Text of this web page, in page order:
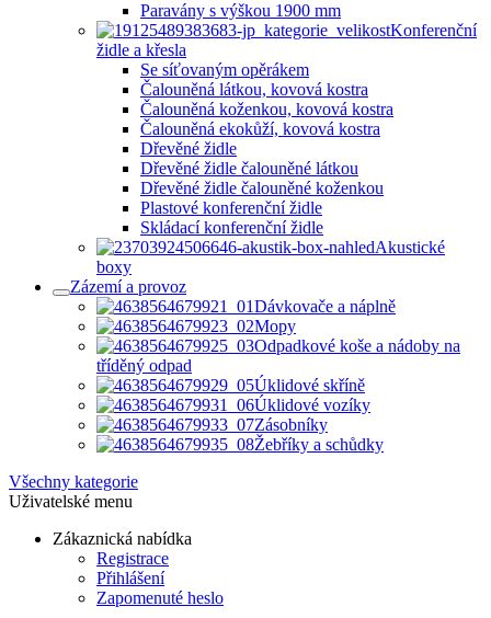
Paravány s výškou 1900 mm
Konferenční
židle a křesla
Se síťovaným opěrákem
Čalouněná látkou, kovová kostra
Čalouněná koženkou, kovová kostra
Čalouněná ekokůží, kovová kostra
Dřevěné židle
Dřevěné židle čalouněné látkou
Dřevěné židle čalouněné koženkou
Plastové konferenční židle
Skládací konferenční židle
Akustické
boxy
Zázemí a provoz
Dávkovače a náplně
Mopy
Odpadkové koše a nádoby na
tříděný odpad
Úklidové skříně
Úklidové vozíky
Zásobníky
Žebříky a schůdky
Všechny kategorie
Uživatelské menu
Zákaznická nabídka
Registrace
Přihlášení
Zapomenuté heslo